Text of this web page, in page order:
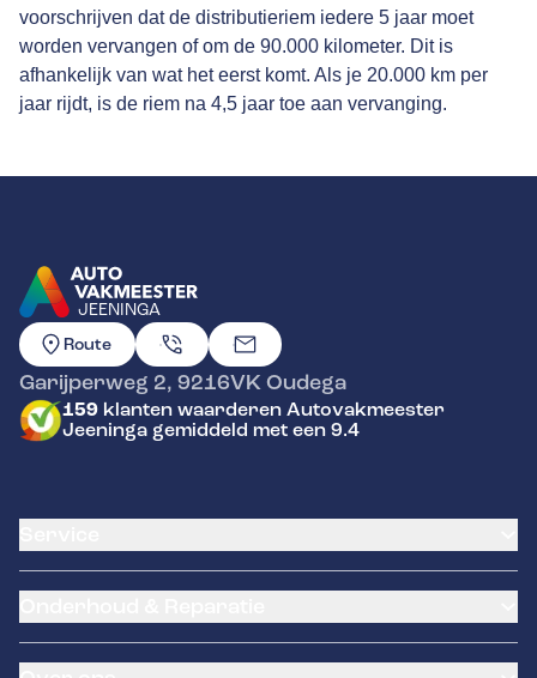
voorschrijven dat de distributieriem iedere 5 jaar moet
worden vervangen of om de 90.000 kilometer. Dit is
afhankelijk van wat het eerst komt. Als je 20.000 km per
jaar rijdt, is de riem na 4,5 jaar toe aan vervanging.
JEENINGA
GA NAAR DE HOMEPAGINA
Route
Garijperweg 2, 9216VKOudega
159 klanten waarderen Autovakmeester
Jeeninga gemiddeld met een 9.4
Banden service